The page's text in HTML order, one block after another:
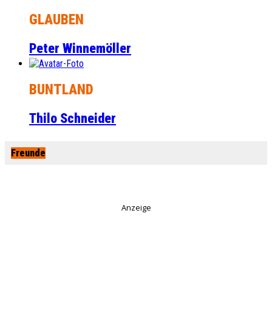
GLAUBEN
Peter Winnemöller
BUNTLAND
Thilo Schneider
Freunde
Anzeige